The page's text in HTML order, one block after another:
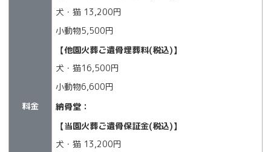
料金
犬・猫 13,200円
小動物5,500円
【他園火葬ご遺骨埋葬料(税込)】
犬・猫16,500円
小動物6,600円
納骨堂：
【当園火葬ご遺骨保証金(税込)】
犬・猫 13,200円